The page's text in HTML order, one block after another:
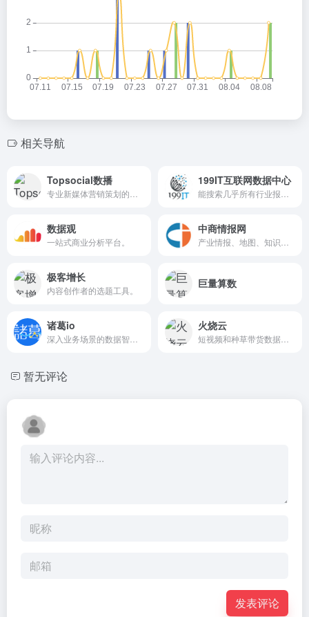
相关导航
Topsocial数播 199IT互联网数据中心
数据观
一站式商业分析平台。
中商情报网
极客增长
内容创作者的选题工具。
巨量算数
诸葛io 火烧云
暂无评论
发表评论